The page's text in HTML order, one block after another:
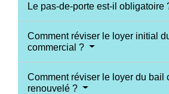
Le pas-de-porte est-il obligatoire
Comment réviser le loyer initial
commercial ?
Comment réviser le loyer du bail
renouvelé ?